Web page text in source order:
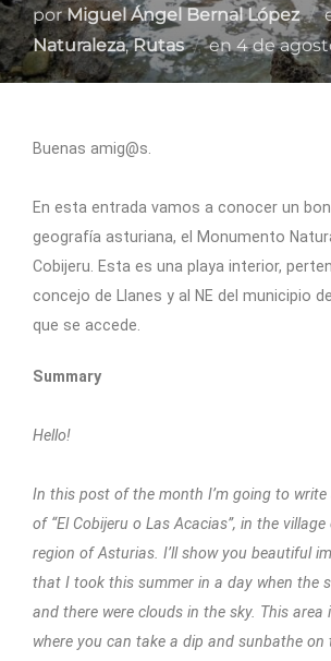
porMiguel Ángel Bernal López
Naturaleza,Rutas en4 de
Buenas amig@s.
En esta entrada vamos a conocer un
geografía asturiana, el Monumento
Cobijeru. Esta es una playa interior,
concejo de Llanes y al NE del municipio
que se accede.
Summary
Hello!
In this post of the month I’m going to
of “El Cobijeru o Las Acacias”, in the
region of Asturias. I’ll show you beautiful
that I took this summer in a day when the
and there were clouds in the sky. This area
where you can take a dip and sunbathe on